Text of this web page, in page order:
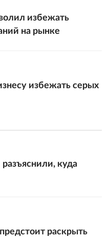
избежать
на рынке
избежать серых
куда
раскрыть